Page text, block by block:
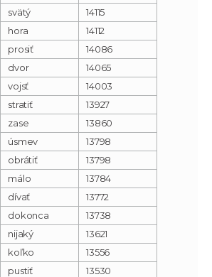
svätý
14115
hora
14112
prosiť
14086
dvor
14065
vojsť
14003
stratiť
13927
zase
13860
úsmev
13798
obrátiť
13798
málo
13784
dívať
13772
dokonca
13738
nijaký
13621
koľko
13556
pustiť
13530